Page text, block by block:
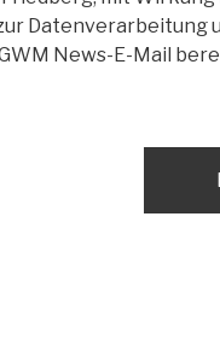
Datenverarbeitung
News-E-Mail